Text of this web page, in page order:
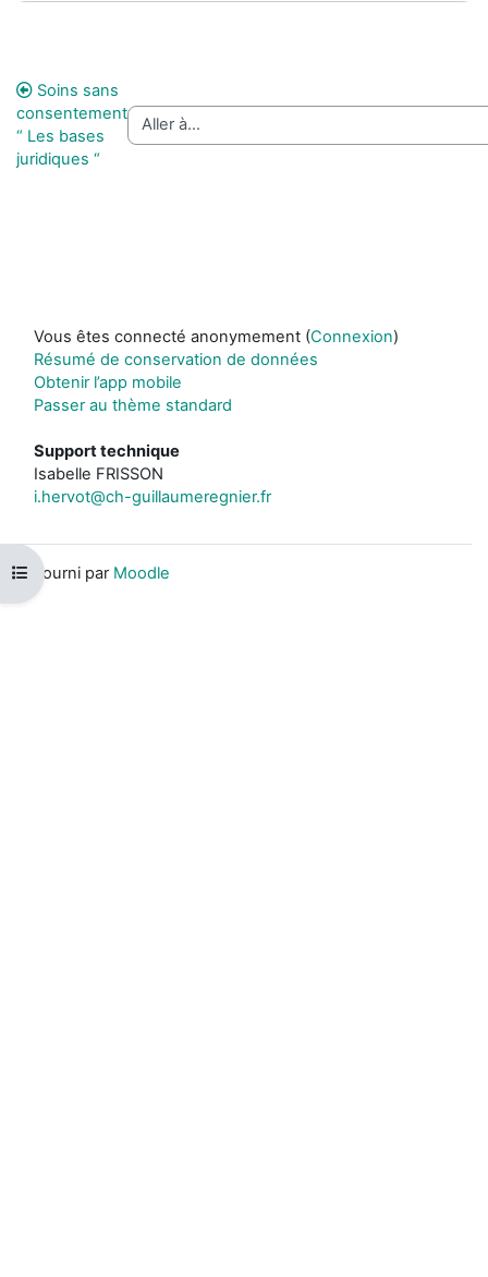
Ouvrir l’index du cours
Soins sans
consentement
“ Les bases
juridiques “
Vous êtes connecté anonymement (Connexion)
Résumé de conservation de données
Obtenir l’app mobile
Passer au thème standard
Support technique
Isabelle FRISSON
i.hervot@ch-guillaumeregnier.fr
Fourni par Moodle